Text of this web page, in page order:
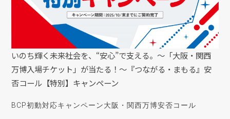
いのち輝く未来社会を、“安心”で支える。〜「大阪・関西
万博入場チケット」が当たる！〜『つながる・まもる』安
否コール【特別】キャンペーン
BCP初動対応キャンペーン大阪・関西万博安否コール